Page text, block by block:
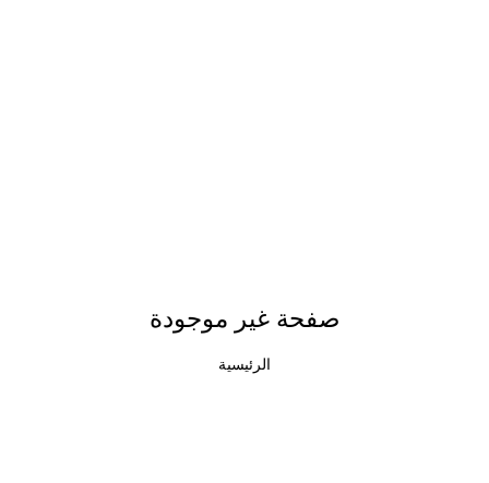
صفحة غير موجودة
الرئيسية